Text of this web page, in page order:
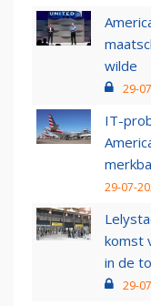
wilde
29-
IT-
29-07-
komst
in de
29-